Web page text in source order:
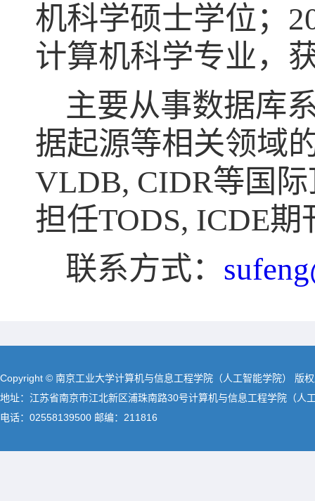
机科学硕士学位；
计算机科学专业，
主要从事数据库
据起源等相关领域
VLDB, CIDR等国
担任TODS, ICDE期
联系方式：
Copyright © 南京工业大学计算机与信息工程学院（人工智能学院） 版
地址：江苏省南京市江北新区浦珠南路30号计算机与信息工程学院（人
电话：02558139500 邮编：211816